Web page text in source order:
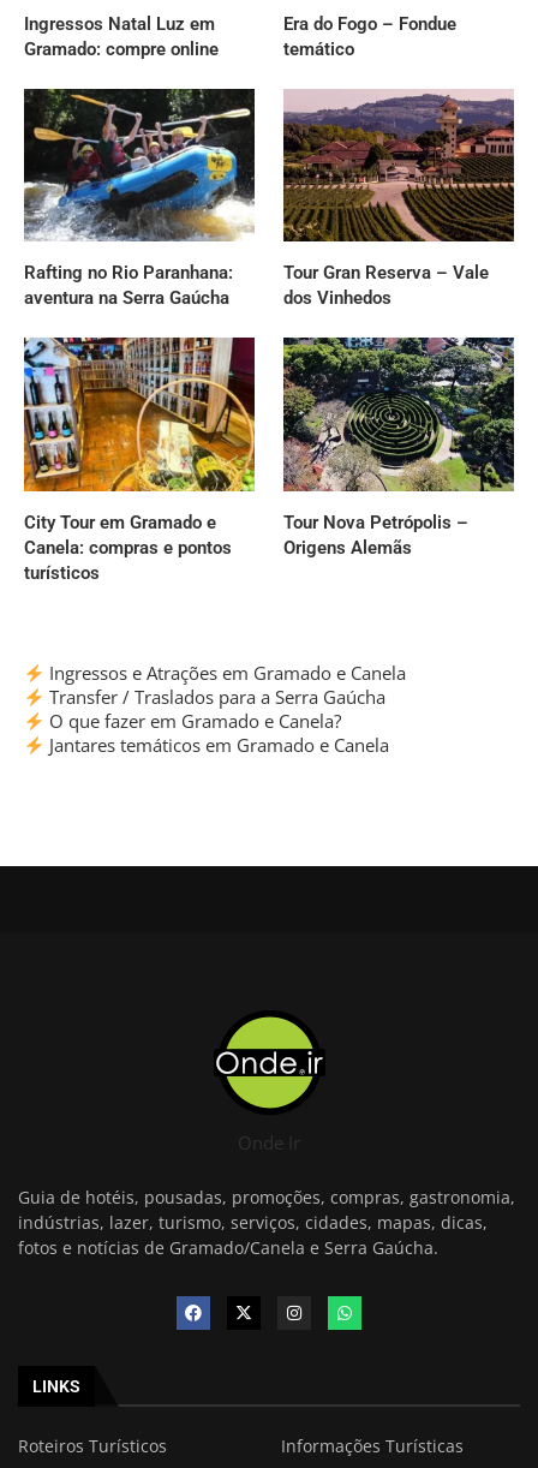
Ingressos Natal Luz em
Gramado: compre online
Era do Fogo – Fondue
temático
Rafting no Rio Paranhana:
aventura na Serra Gaúcha
Tour Gran Reserva – Vale
dos Vinhedos
City Tour em Gramado e
Canela: compras e pontos
turísticos
Tour Nova Petrópolis –
Origens Alemãs
Ingressos e Atrações em Gramado e Canela
Transfer / Traslados para a Serra Gaúcha
O que fazer em Gramado e Canela?
Jantares temáticos em Gramado e Canela
Onde Ir
Guia de hotéis, pousadas, promoções, compras, gastronomia,
indústrias, lazer, turismo, serviços, cidades, mapas, dicas,
fotos e notícias de Gramado/Canela e Serra Gaúcha.
LINKS
Roteiros Turísticos
Informações Turísticas